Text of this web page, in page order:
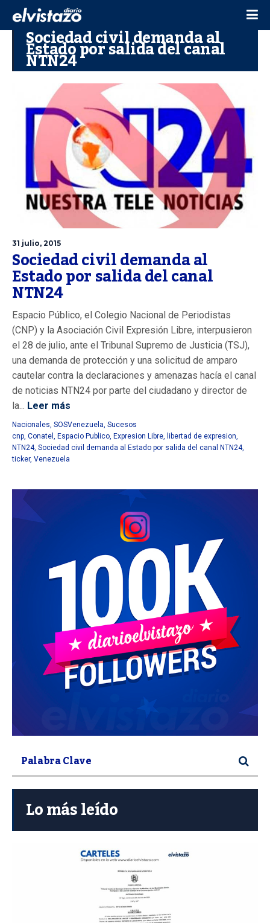
Sociedad civil demanda al
Estado por salida del canal
NTN24
31 julio, 2015
Sociedad civil demanda al
Estado por salida del canal
NTN24
Espacio Público, el Colegio Nacional de Periodistas
(CNP) y la Asociación Civil Expresión Libre, interpusieron
el 28 de julio, ante el Tribunal Supremo de Justicia (TSJ),
una demanda de protección y una solicitud de amparo
cautelar contra la declaraciones y amenazas hacía el canal
de noticias NTN24 por parte del ciudadano y director de
la... Leer más
Nacionales, SOSVenezuela, Sucesos
cnp, Conatel , Espacio Publico, Expresion Libre, libertad de expresion,
NTN24, Sociedad civil demanda al Estado por salida del canal NTN24,
ticker, Venezuela
Lo más leído